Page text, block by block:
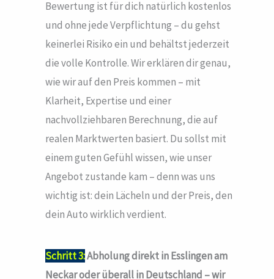
Bewertung ist für dich natürlich kostenlos
und ohne jede Verpflichtung – du gehst
keinerlei Risiko ein und behältst jederzeit
die volle Kontrolle. Wir erklären dir genau,
wie wir auf den Preis kommen – mit
Klarheit, Expertise und einer
nachvollziehbaren Berechnung, die auf
realen Marktwerten basiert. Du sollst mit
einem guten Gefühl wissen, wie unser
Angebot zustande kam – denn was uns
wichtig ist: dein Lächeln und der Preis, den
dein Auto wirklich verdient.
Schritt 3:Abholung direkt in Esslingen am
Neckar oder überall in Deutschland – wir